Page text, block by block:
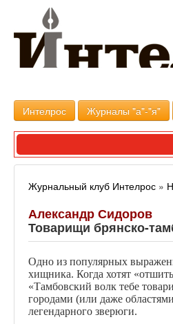
Интелрос Журналы "а"-"я"
Журнальный клуб Интелрос »
Александр Сидоров
Товарищи брянско-
Одно из популярных
хищника. Когда хотят
«Тамбовский волк тебе
городами (или даже
легендарного зверюги.